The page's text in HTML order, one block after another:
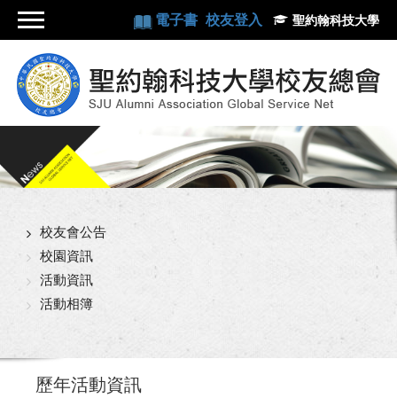
電子書 校友登入 聖約翰科技大學
校友會公告
校園資訊
活動資訊
活動相簿
歷年活動資訊